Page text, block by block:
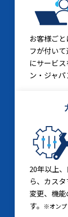
お客様ご
フが付い
にサービ
ン・ジャパ
20年以上
ら、カス
変更、機
す。 ※オンプ